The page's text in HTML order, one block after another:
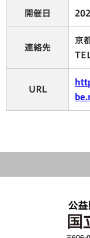
開催日
連絡先
京
URL